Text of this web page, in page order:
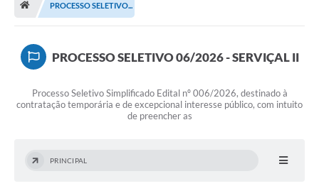
Terceiro Setor
Atribuições
Arvorômetro
PROCESSO SELETIVO...
PROCESSO SELETIVO 06/2026 - SERVIÇAL II
Processo Seletivo Simplificado Edital nº 006/2026, destinado à
contratação temporária e de excepcional interesse público, com intuito
de preencher as
PRINCIPAL